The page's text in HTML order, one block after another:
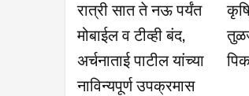
अधिकाऱ्यांची
बाळूमामा पालखीची आरती
दुधगावकर यांच्या हस्ते